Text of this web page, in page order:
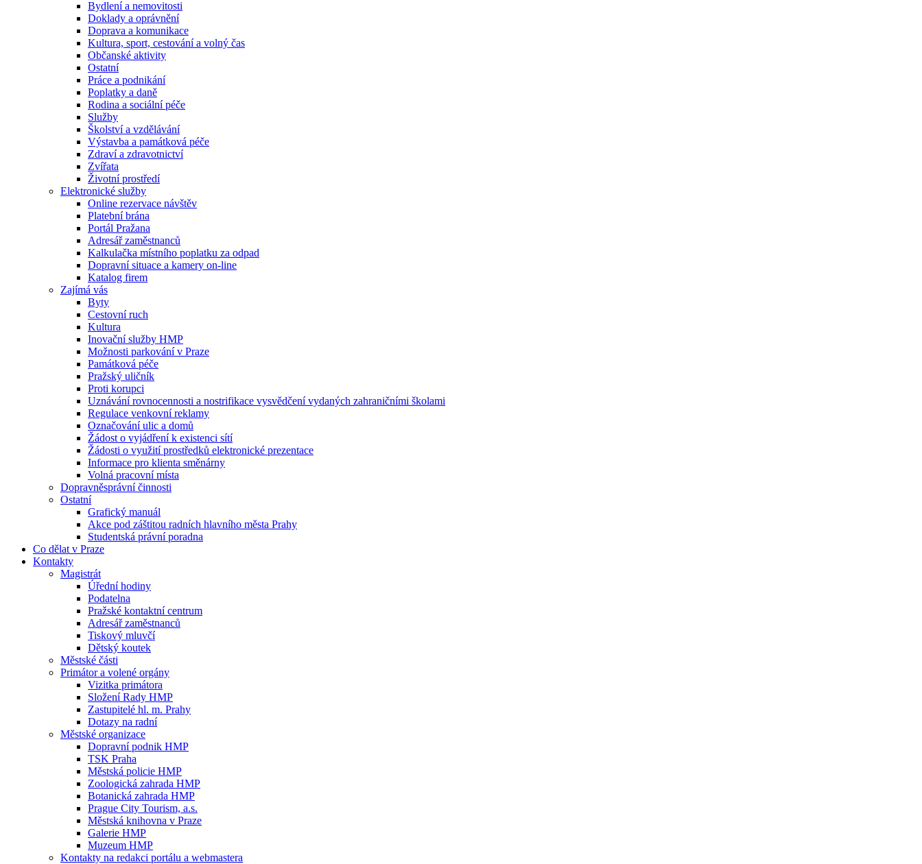
Bydlení a nemovitosti
Doklady a oprávnění
Doprava a komunikace
Kultura, sport, cestování a volný čas
Občanské aktivity
Ostatní
Práce a podnikání
Poplatky a daně
Rodina a sociální péče
Služby
Školství a vzdělávání
Výstavba a památková péče
Zdraví a zdravotnictví
Zvířata
Životní prostředí
Elektronické služby
Online rezervace návštěv
Platební brána
Portál Pražana
Adresář zaměstnanců
Kalkulačka místního poplatku za odpad
Dopravní situace a kamery on-line
Katalog firem
Zajímá vás
Byty
Cestovní ruch
Kultura
Inovační služby HMP
Možnosti parkování v Praze
Památková péče
Pražský uličník
Proti korupci
Uznávání rovnocennosti a nostrifikace vysvědčení vydaných zahraničními školami
Regulace venkovní reklamy
Označování ulic a domů
Žádost o vyjádření k existenci sítí
Žádosti o využití prostředků elektronické prezentace
Informace pro klienta směnárny
Volná pracovní místa
Dopravněsprávní činnosti
Ostatní
Grafický manuál
Akce pod záštitou radních hlavního města Prahy
Studentská právní poradna
Co dělat v Praze
Kontakty
Magistrát
Úřední hodiny
Podatelna
Pražské kontaktní centrum
Adresář zaměstnanců
Tiskový mluvčí
Dětský koutek
Městské části
Primátor a volené orgány
Vizitka primátora
Složení Rady HMP
Zastupitelé hl. m. Prahy
Dotazy na radní
Městské organizace
Dopravní podnik HMP
TSK Praha
Městská policie HMP
Zoologická zahrada HMP
Botanická zahrada HMP
Prague City Tourism, a.s.
Městská knihovna v Praze
Galerie HMP
Muzeum HMP
Kontakty na redakci portálu a webmastera